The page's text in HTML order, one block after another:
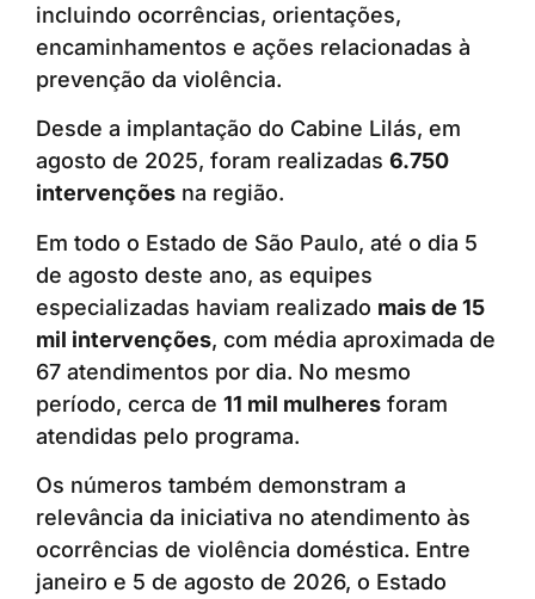
incluindo ocorrências, orientações,
encaminhamentos e ações relacionadas à
prevenção da violência.
Desde a implantação do Cabine Lilás, em
agosto de 2025, foram realizadas 6.750
intervenções na região.
Em todo o Estado de São Paulo, até o dia 5
de agosto deste ano, as equipes
especializadas haviam realizado mais de 15
mil intervenções, com média aproximada de
67 atendimentos por dia. No mesmo
período, cerca de 11 mil mulheres foram
atendidas pelo programa.
Os números também demonstram a
relevância da iniciativa no atendimento às
ocorrências de violência doméstica. Entre
janeiro e 5 de agosto de 2026, o Estado